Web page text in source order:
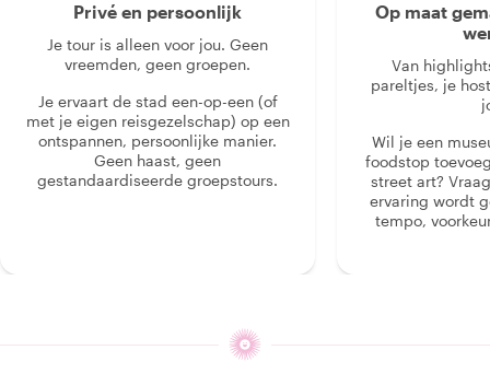
Privé en persoonlijk
Je tour is alleen voor jou. Geen
vreemden, geen groepen.
Je ervaart de stad een-op-een (of
met je eigen reisgezelschap) op een
ontspannen, persoonlijke manier.
Geen haast, geen
gestandaardiseerde groepstours.
Op maat
Van
pareltjes, je
Wil je een
foodstop
street art?
ervaring wordt
tempo,